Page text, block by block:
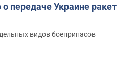
о передаче Украине ракет
видов боеприпасов